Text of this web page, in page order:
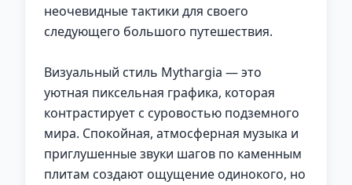
неочевидные тактики для своего
следующего большого путешествия.
Визуальный стиль Mythargia — это
уютная пиксельная графика, которая
контрастирует с суровостью подземного
мира. Спокойная, атмосферная музыка и
приглушенные звуки шагов по каменным
плитам создают ощущение одинокого, но